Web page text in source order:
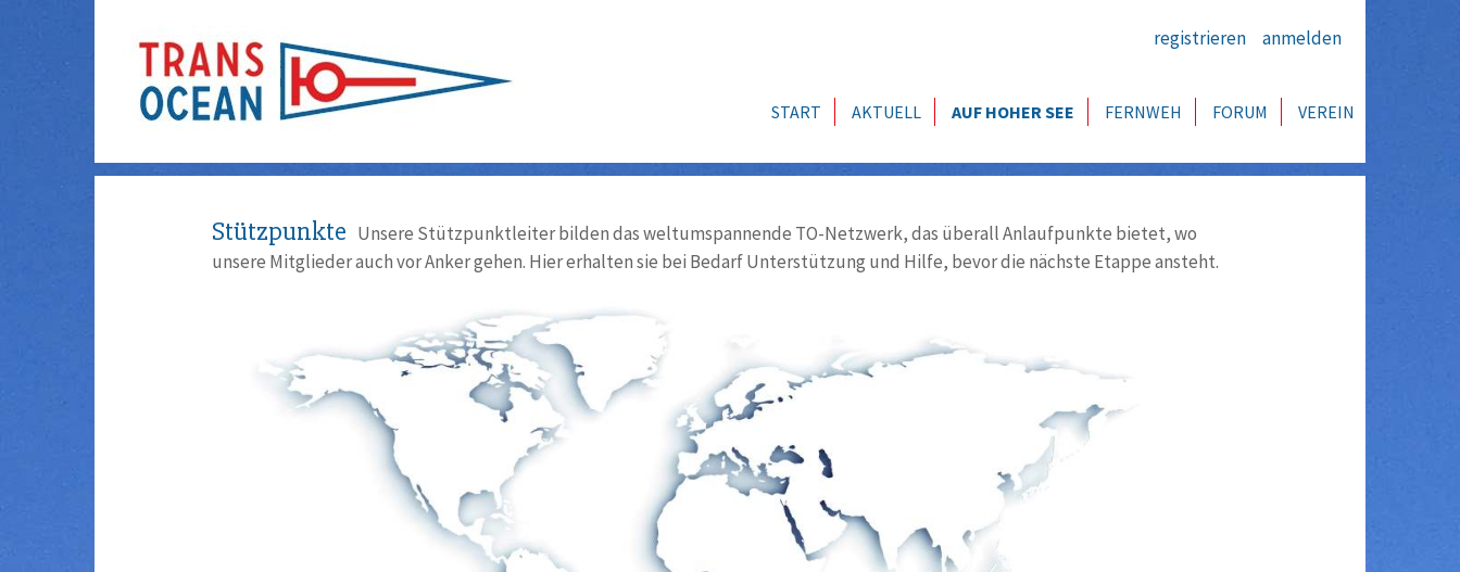
registrieren anmelden
START AKTUELL AUF HOHER SEE FERNWEH FORUM VEREIN
Stützpunkte Unsere Stützpunktleiter bilden das weltumspannende TO-Netzwerk, das überall Anlaufpunkte bietet, wo
unsere Mitglieder auch vor Anker gehen. Hier erhalten sie bei Bedarf Unterstützung und Hilfe, bevor die nächste Etappe ansteht.